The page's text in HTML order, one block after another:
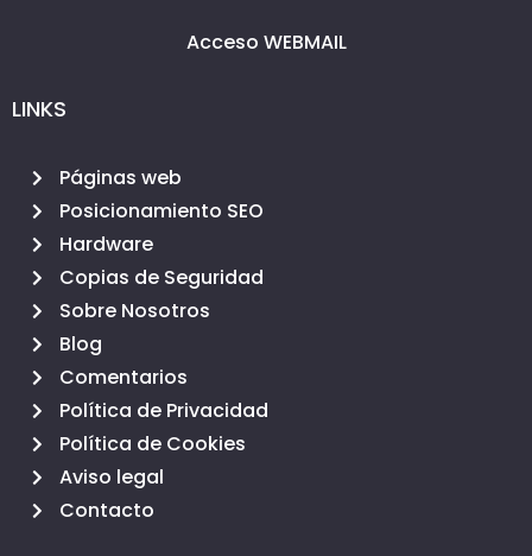
Acceso WEBMAIL
LINKS
Páginas web
Posicionamiento SEO
Hardware
Copias de Seguridad
Sobre Nosotros
Blog
Comentarios
Política de Privacidad
Política de Cookies
Aviso legal
Contacto